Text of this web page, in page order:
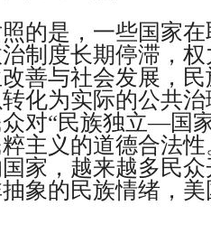
的是，一些国家
制度长期停滞，
善与社会发展，
化为实际的公共
对“民族独立—国
主义的道德合法
家，越来越多民
象的民族情绪，